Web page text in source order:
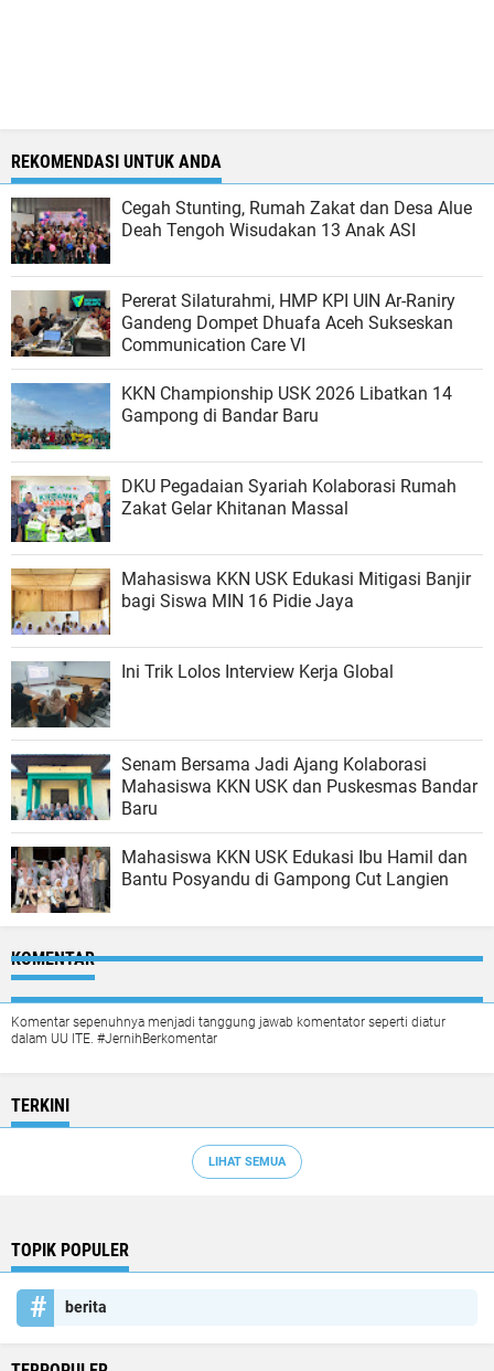
REKOMENDASI UNTUK ANDA
Cegah Stunting, Rumah Zakat dan Desa Alue
Deah Tengoh Wisudakan 13 Anak ASI
Pererat Silaturahmi, HMP KPI UIN Ar-Raniry
Gandeng Dompet Dhuafa Aceh Sukseskan
Communication Care VI
KKN Championship USK 2026 Libatkan 14
Gampong di Bandar Baru
DKU Pegadaian Syariah Kolaborasi Rumah
Zakat Gelar Khitanan Massal
Mahasiswa KKN USK Edukasi Mitigasi Banjir
bagi Siswa MIN 16 Pidie Jaya
Ini Trik Lolos Interview Kerja Global
Senam Bersama Jadi Ajang Kolaborasi
Mahasiswa KKN USK dan Puskesmas Bandar
Baru
Mahasiswa KKN USK Edukasi Ibu Hamil dan
Bantu Posyandu di Gampong Cut Langien
KOMENTAR
Komentar sepenuhnya menjadi tanggung jawab komentator seperti diatur
dalam UU ITE. #JernihBerkomentar
TERKINI
LIHAT SEMUA
TOPIK POPULER
berita